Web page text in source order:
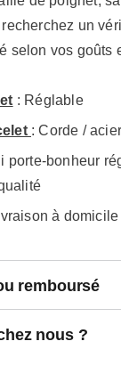
un
selon vos goûts
: Réglable
: Corde /
porte-bonheur
à domicile
remboursé
nous ?